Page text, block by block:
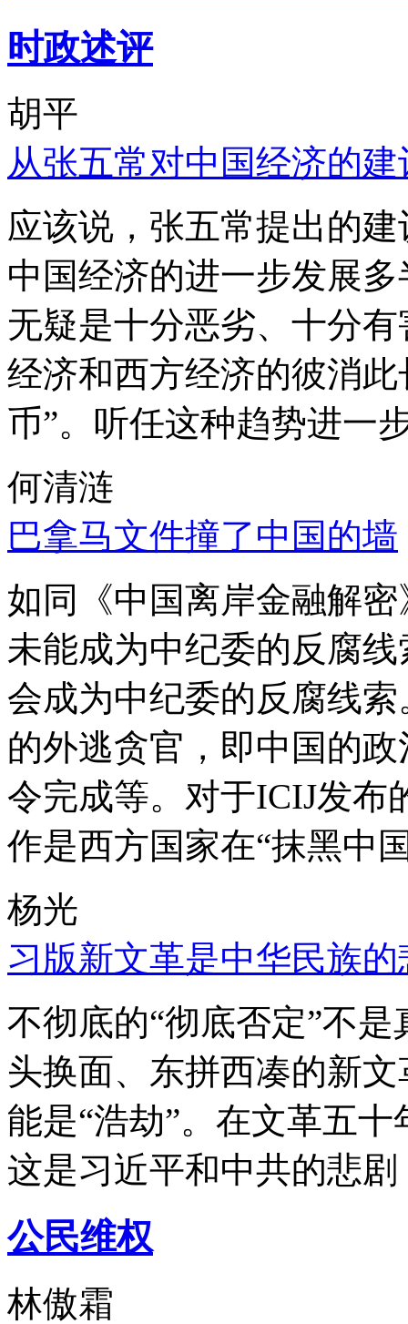
时政述评
胡平
从张五常对中国经济的
应该说，张五常提出的
中国经济的进一步发展
无疑是十分恶劣、十分
经济和西方经济的彼消
币”。听任这种趋势进一
何清涟
巴拿马文件撞了中国的墙
如同《中国离岸金融解
未能成为中纪委的反腐
会成为中纪委的反腐线
的外逃贪官，即中国的
令完成等。对于ICIJ发布
作是西方国家在“抹黑中
杨光
习版新文革是中华民族的
不彻底的“彻底否定”不
头换面、东拼西凑的新
能是“浩劫”。在文革五
这是习近平和中共的悲
公民维权
林傲霜